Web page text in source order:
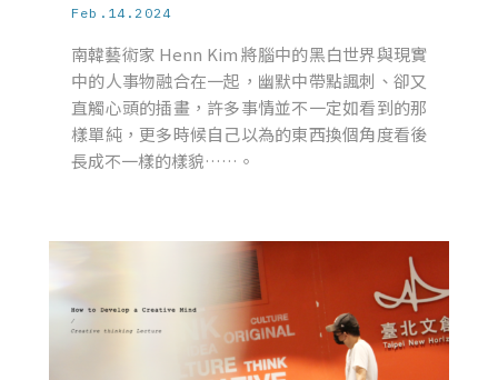
Feb.14.2024
南韓藝術家 Henn Kim 將腦中的黑白世界與現實
中的人事物融合在一起，幽默中帶點諷刺、卻又
直觸心頭的插畫，許多事情並不一定如看到的那
樣單純，更多時候自己以為的東西換個角度看後
長成不一樣的樣貌……。